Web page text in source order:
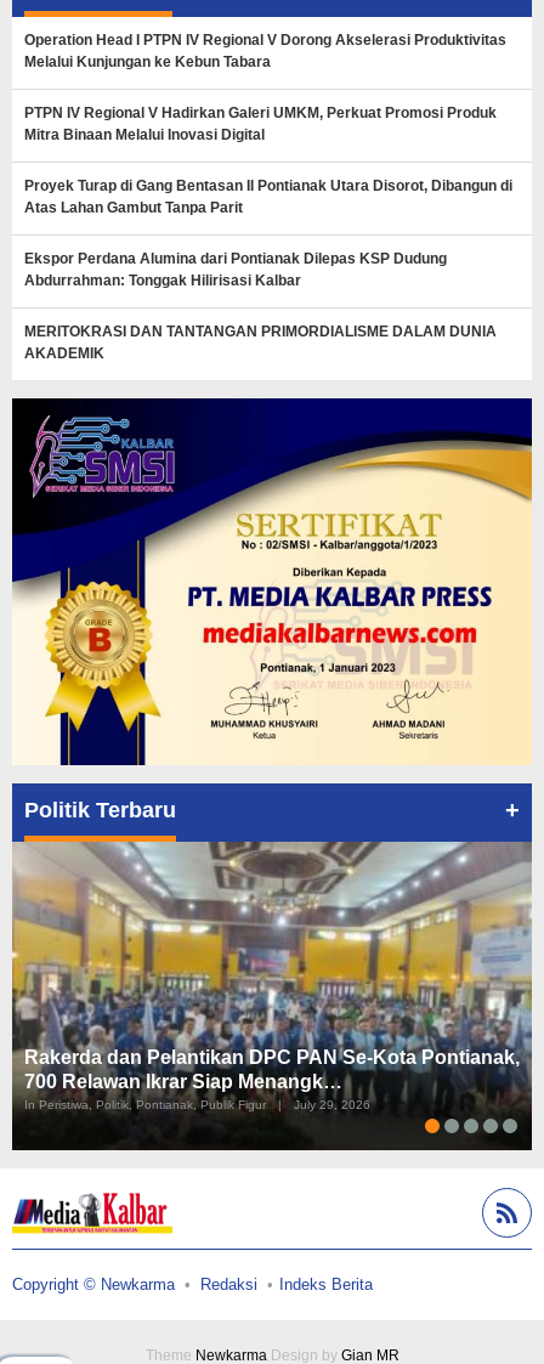
Operation Head I PTPN IV Regional V Dorong Akselerasi Produktivitas
Melalui Kunjungan ke Kebun Tabara
PTPN IV Regional V Hadirkan Galeri UMKM, Perkuat Promosi Produk
Mitra Binaan Melalui Inovasi Digital
Proyek Turap di Gang Bentasan II Pontianak Utara Disorot, Dibangun di
Atas Lahan Gambut Tanpa Parit
Ekspor Perdana Alumina dari Pontianak Dilepas KSP Dudung
Abdurrahman: Tonggak Hilirisasi Kalbar
MERITOKRASI DAN TANTANGAN PRIMORDIALISME DALAM DUNIA
AKADEMIK
Politik Terbaru +
Rakerda dan Pelantikan DPC PAN Se-Kota Pontianak,
700 Relawan Ikrar Siap Menangk…
In Peristiwa, Politik, Pontianak, Publik Figur | July 29, 2026
Copyright © Newkarma Redaksi Indeks Berita
Theme NewkarmaDesign by Gian MR